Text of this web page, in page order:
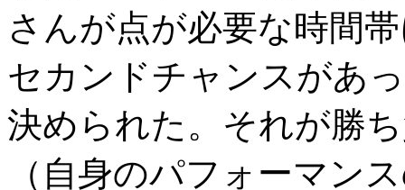
さんが点が必要な時間
セカンドチャンスがあ
決められた。それが勝
（自身のパフォーマン